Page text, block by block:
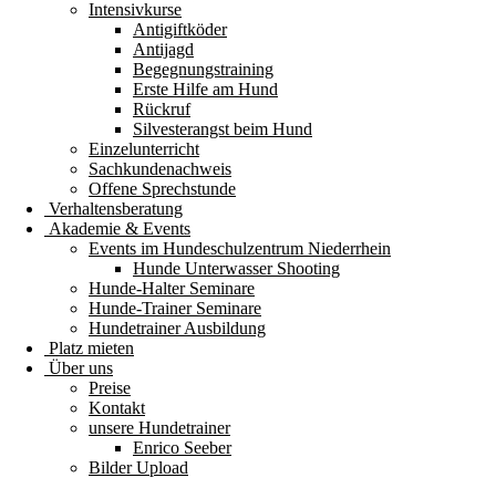
Intensivkurse
Antigiftköder
Antijagd
Begegnungstraining
Erste Hilfe am Hund
Rückruf
Silvesterangst beim Hund
Einzelunterricht
Sachkundenachweis
Offene Sprechstunde
Verhaltensberatung
Akademie & Events
Events im Hundeschulzentrum Niederrhein
Hunde Unterwasser Shooting
Hunde-Halter Seminare
Hunde-Trainer Seminare
Hundetrainer Ausbildung
Platz mieten
Über uns
Preise
Kontakt
unsere Hundetrainer
Enrico Seeber
Bilder Upload